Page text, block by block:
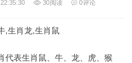
30阅读 0评论
,生肖龙,生肖鼠
代表生肖鼠、牛、龙、虎、猴